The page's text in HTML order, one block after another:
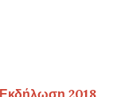
Εκδήλωση 2018